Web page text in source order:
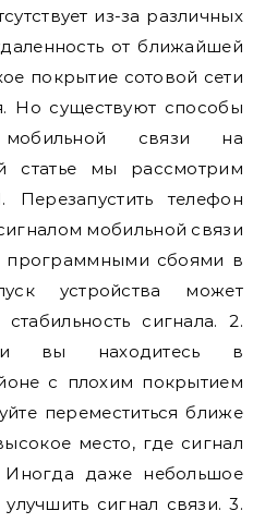
из-за различных
от ближайшей
покрытие сотовой сети
Но существуют способы
связи на
статье мы рассмотрим
телефон
мобильной связи
программными сбоями в
устройства может
сигнала. 2.
вы находитесь в
с плохим покрытием
переместиться ближе
место, где сигнал
Иногда даже небольшое
сигнал связи. 3.